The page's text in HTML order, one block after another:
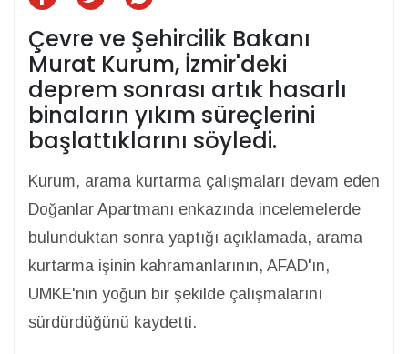
Çevre ve Şehircilik Bakanı
Murat Kurum, İzmir'deki
deprem sonrası artık hasarlı
binaların yıkım süreçlerini
başlattıklarını söyledi.
Kurum, arama kurtarma çalışmaları devam eden
Doğanlar Apartmanı enkazında incelemelerde
bulunduktan sonra yaptığı açıklamada, arama
kurtarma işinin kahramanlarının, AFAD'ın,
UMKE'nin yoğun bir şekilde çalışmalarını
sürdürdüğünü kaydetti.